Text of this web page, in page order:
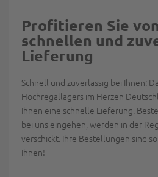
Profitieren Sie
schnellen und
Lieferung
Schnell und zuverlässig bei Ihnen:
Hochregallagers im Herzen
Ihnen eine schnelle Lieferung.
bei uns eingehen, werden in der
verschickt. Ihre Bestellungen sind
Ihnen!